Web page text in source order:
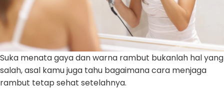
Suka menata gaya dan warna rambut bukanlah hal yang
salah, asal kamu juga tahu bagaimana cara menjaga
rambut tetap sehat setelahnya.